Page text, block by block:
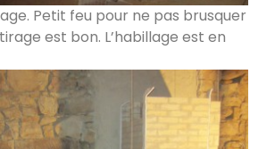
M avec enduit
73110
L
Petit feu pour ne pas brusquer
est bon. L’habillage est en